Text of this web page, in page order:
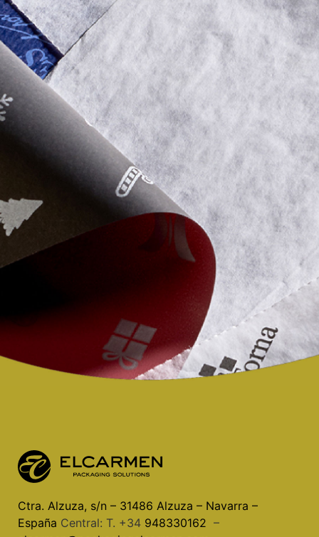
Ctra. Alzuza, s/n – 31486 Alzuza – Navarra –
España Central: T. +34 948330162 –